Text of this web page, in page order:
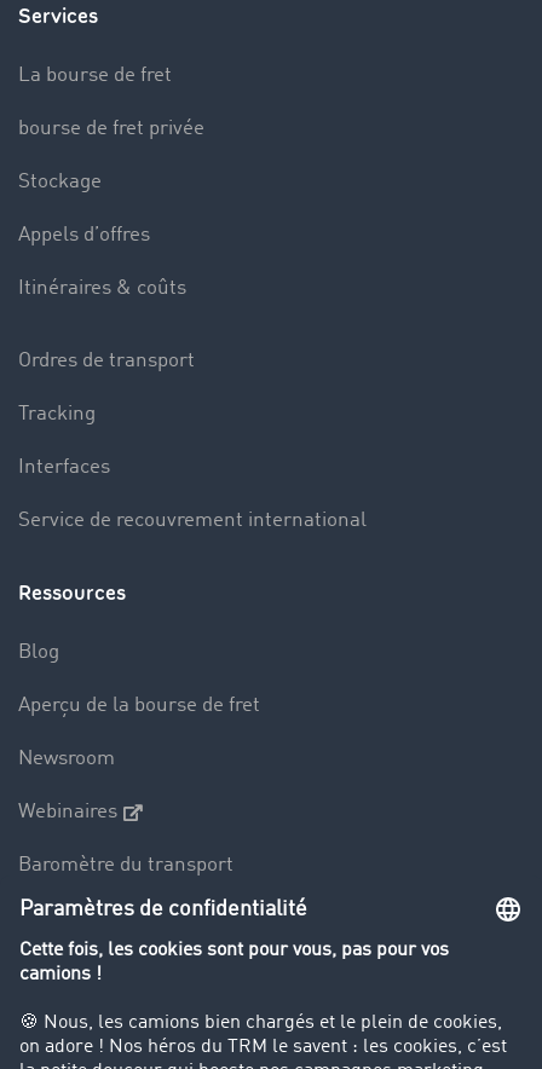
Services
La bourse de fret
bourse de fret privée
Stockage
Appels d’offres
Itinéraires & coûts
Ordres de transport
Tracking
Interfaces
Service de recouvrement international
Ressources
Blog
Aperçu de la bourse de fret
Newsroom
Webinaires
Baromètre du transport
Le dictionnaire du transport
Interdiction de circulation des poids lourds
Entreprise